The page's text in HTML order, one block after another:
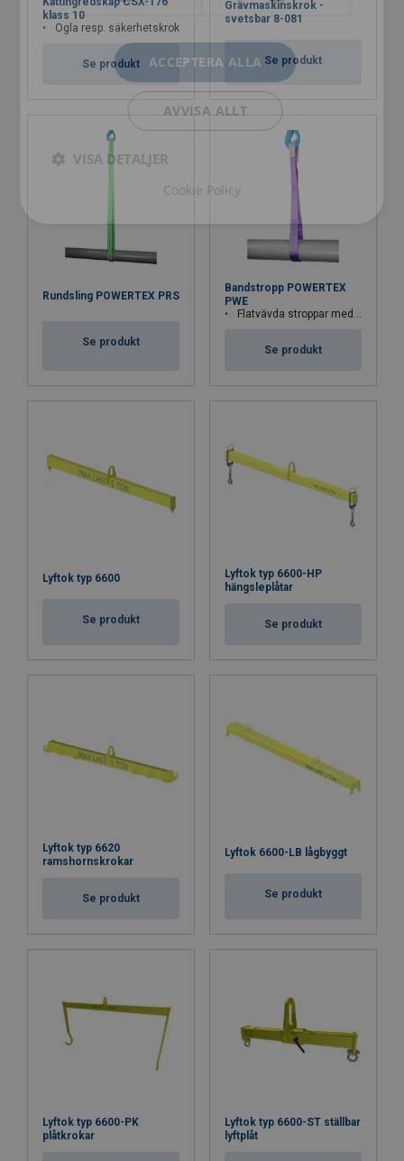
klass 10
Ögla resp. säkerhetskrok
Se produkt
Grävmaskinskrok -
svetsbar 8-081
Se produkt
Rundsling POWERTEX PRS
Se produkt
Bandstropp POWERTEX
PWE
Flatvävda stroppar med invikta och förstärkta öglor
Se produkt
Lyftok typ 6600
Se produkt
Lyftok typ 6600-HP
hängsleplåtar
Se produkt
Lyftok typ 6620
ramshornskrokar
Se produkt
Lyftok 6600-LB lågbyggt
Se produkt
Lyftok typ 6600-PK
plåtkrokar
Lyftok typ 6600-ST ställbar
lyftplåt
ACCEPTERA ALLA
AVVISA ALLT
VISA DETALJER
Cookie Policy